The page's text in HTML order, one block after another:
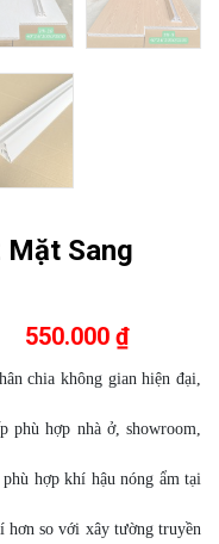
Mặt Sang
550.000 ₫
chia không gian hiện đại,
phù hợp nhà ở, showroom,
hợp khí hậu nóng ẩm tại
hơn so với xây tường truyền